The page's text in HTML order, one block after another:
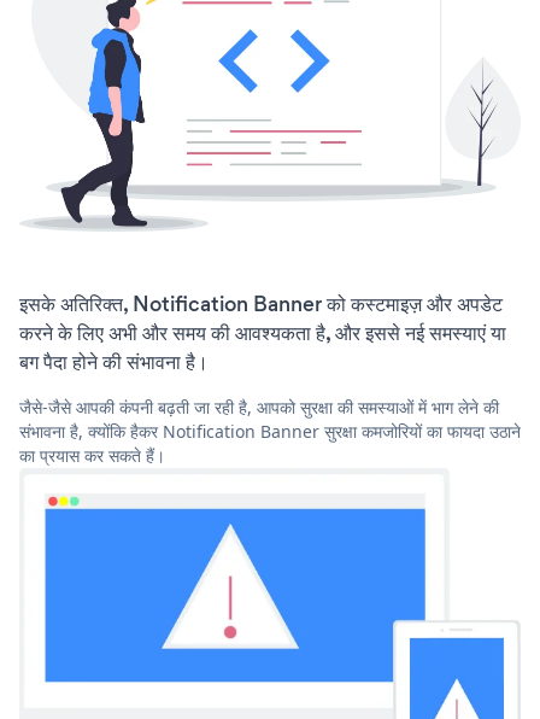
इसके अतिरिक्त, Notification Banner को कस्टमाइज़ और अपडेट
करने के लिए अभी और समय की आवश्यकता है, और इससे नई समस्याएं या
बग पैदा होने की संभावना है।
जैसे-जैसे आपकी कंपनी बढ़ती जा रही है, आपको सुरक्षा की समस्याओं में भाग लेने की
संभावना है, क्योंकि हैकर Notification Banner सुरक्षा कमजोरियों का फायदा उठाने
का प्रयास कर सकते हैं।